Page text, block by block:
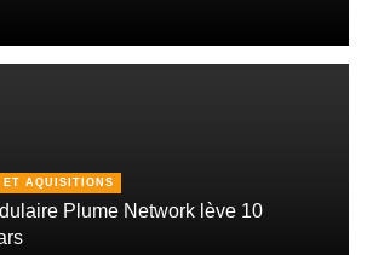
ET AQUISITIONS
Plume Network lève 10